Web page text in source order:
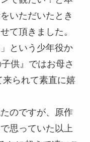
いただいたとき
て頂きました。
という少年役か
供』ではお母さ
られて素直に嬉
のですが、原作
思っていた以上